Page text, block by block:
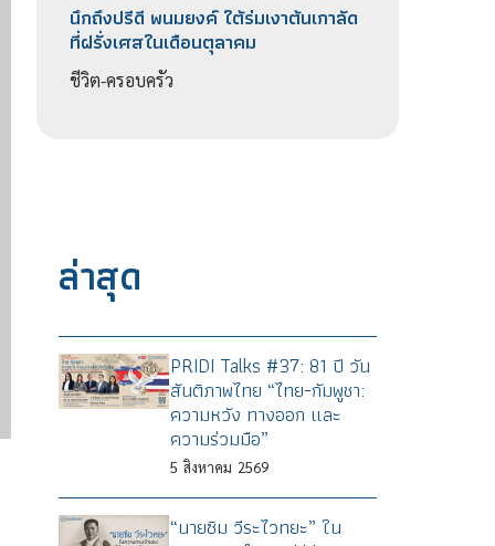
นึกถึงปรีดี พนมยงค์ ใต้ร่มเงาต้นเกาลัด
ที่ฝรั่งเศสในเดือนตุลาคม
ชีวิต-ครอบครัว
ล่าสุด
PRIDI Talks #37: 81 ปี วัน
สันติภาพไทย “ไทย-กัมพูชา:
ความหวัง ทางออก และ
ความร่วมมือ”
5 สิงหาคม 2569
“นายซิม วีระไวทยะ” ใน